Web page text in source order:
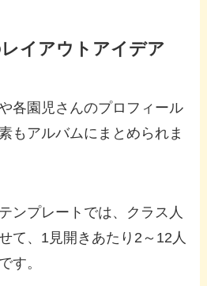
イアウトアイデア
各園児さんのプロフィール
もアルバムにまとめられま
ンプレートでは、クラス人
て、1見開きあたり2～12人
す。